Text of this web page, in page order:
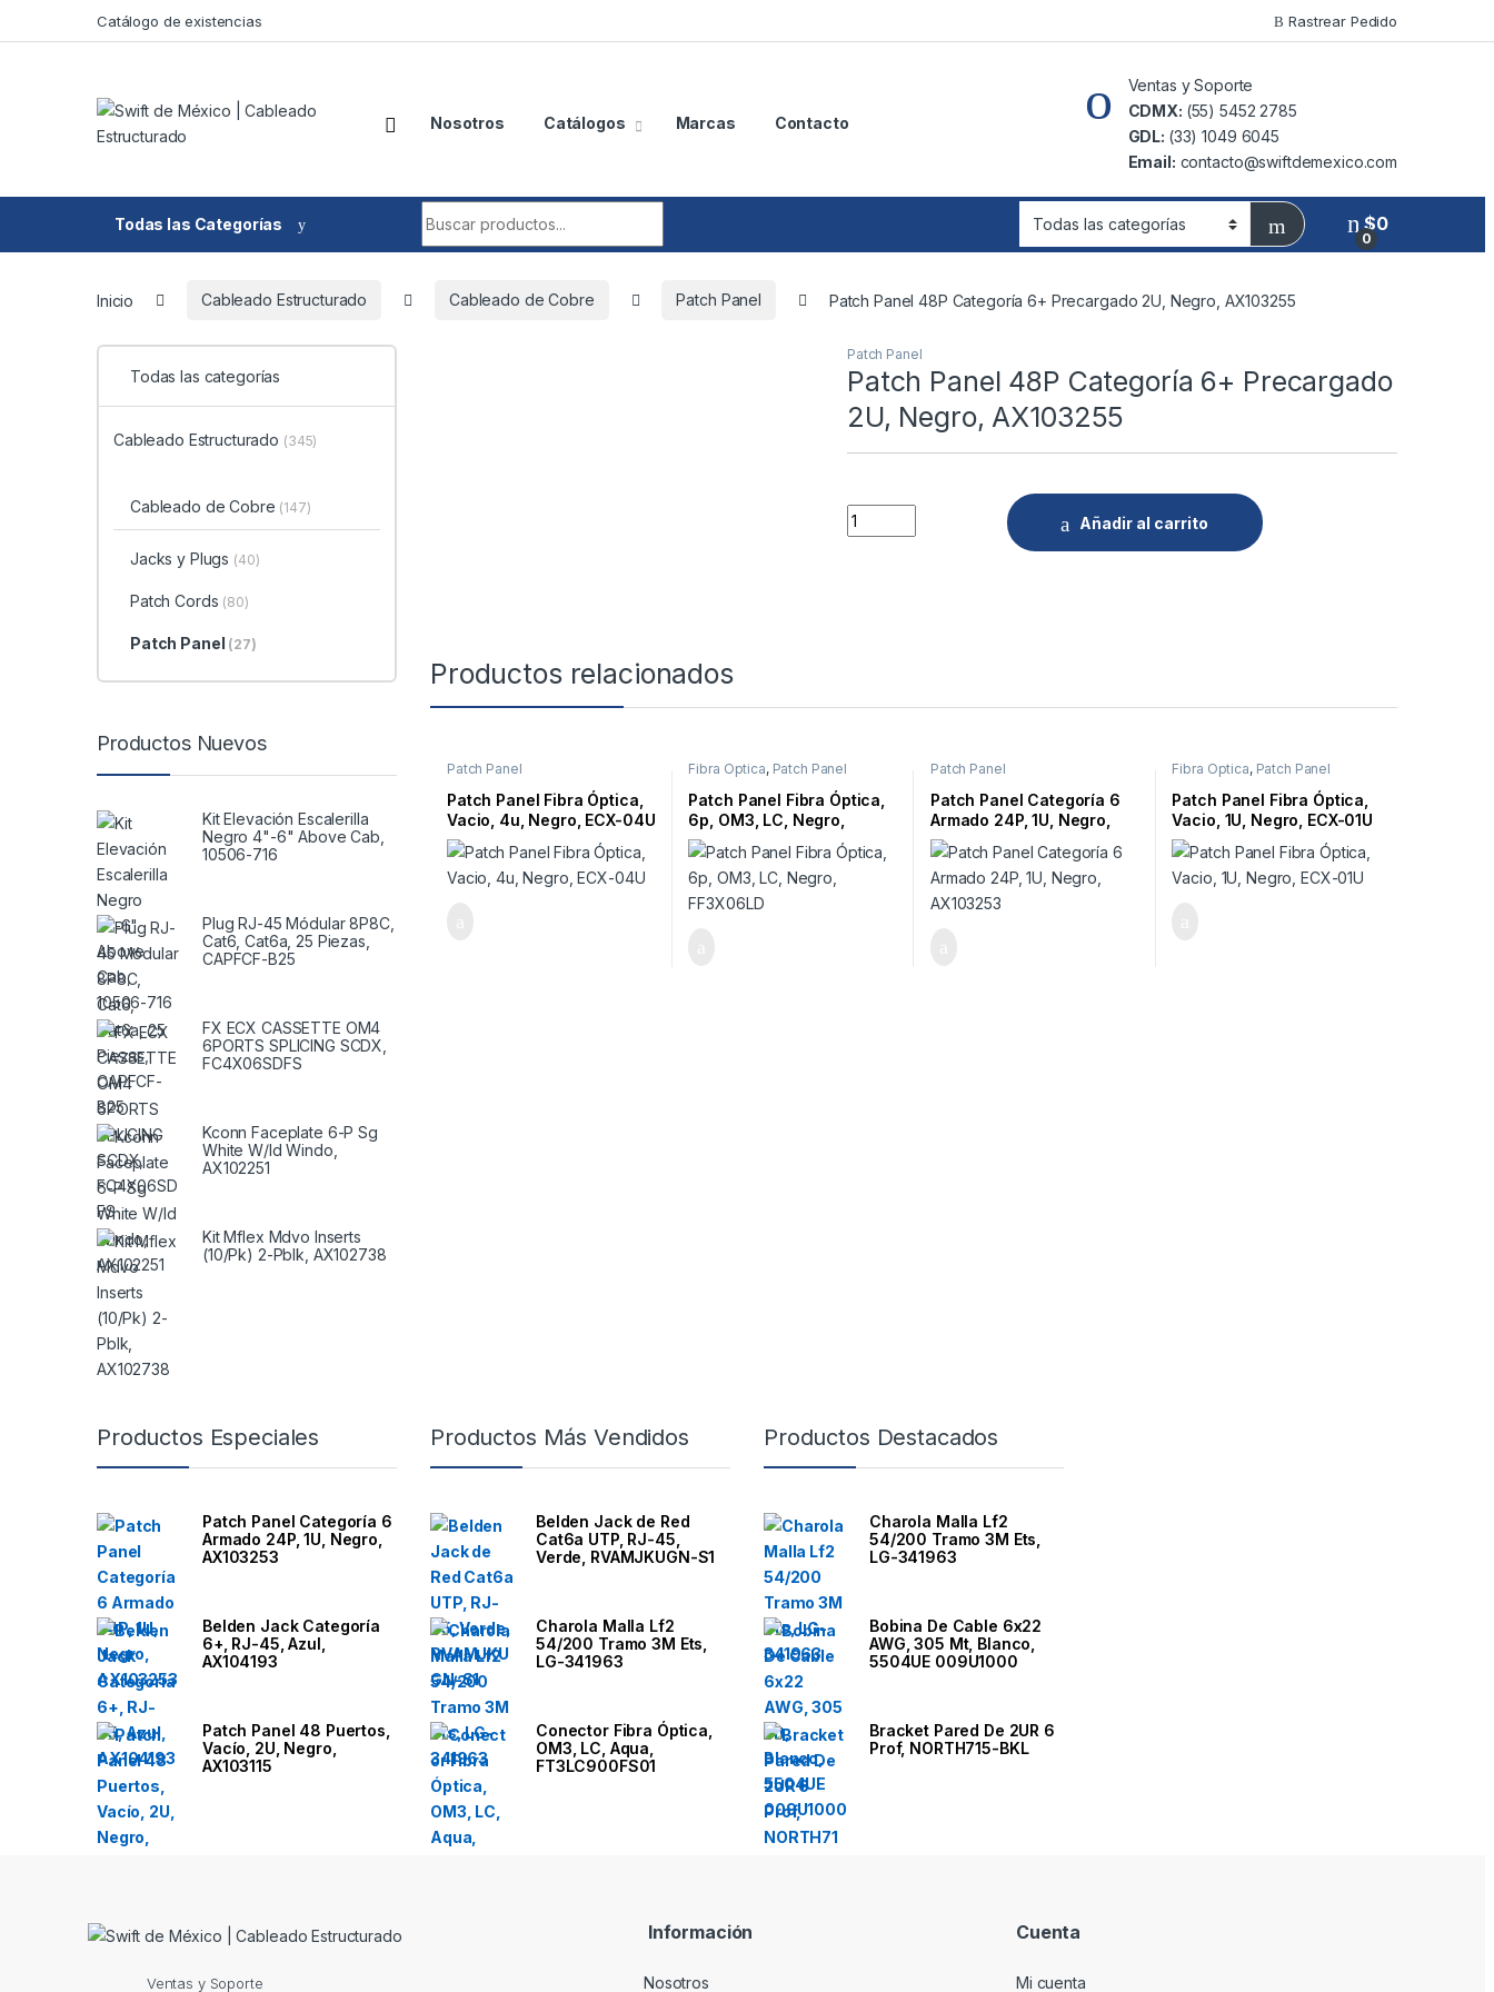
Skip to navigationCatálogo de existencias Rastrear Pedido
Nosotros Catálogos Marcas Contacto
Ventas y Soporte
CDMX: (55) 5452 2785
GDL: (33) 1049 6045
Email: contacto@swiftdemexico.com
Todas las Categorías
0
$0
Inicio Cableado Estructurado Cableado de Cobre Patch Panel Patch Panel 48P Categoría 6+ Precargado 2U, Negro, AX103255
Patch Panel
Patch Panel 48P Categoría 6+ Precargado
2U, Negro, AX103255
Quantity
Añadir al carrito
Productos relacionados
Patch Panel
Patch Panel Fibra Óptica,
Vacio, 4u, Negro, ECX-04U
Fibra Óptica, Patch Panel
Patch Panel Fibra Óptica,
6p, OM3, LC, Negro,
FF3X06LD
Patch Panel
Patch Panel Categoría 6
Armado 24P, 1U, Negro,
AX103253
Fibra Óptica, Patch Panel
Patch Panel Fibra Óptica,
Vacio, 1U, Negro, ECX-01U
Todas las categorías
Cableado Estructurado (345)
Cableado de Cobre (147)
Jacks y Plugs (40)
Patch Cords (80)
Patch Panel (27)
Productos Nuevos
Kit Elevación Escalerilla
Negro 4"-6" Above Cab,
10506-716
Plug RJ-45 Módular 8P8C,
Cat6, Cat6a, 25 Piezas,
CAPFCF-B25
FX ECX CASSETTE OM4
6PORTS SPLICING SCDX,
FC4X06SDFS
Kconn Faceplate 6-P Sg
White W/Id Windo,
AX102251
Kit Mflex Mdvo Inserts
(10/Pk) 2-Pblk, AX102738
Productos Especiales
Patch Panel Categoría 6
Armado 24P, 1U, Negro,
AX103253
Belden Jack Categoría
6+, RJ-45, Azul,
AX104193
Patch Panel 48 Puertos,
Vacío, 2U, Negro,
AX103115
Productos Más Vendidos
Belden Jack de Red
Cat6a UTP, RJ-45,
Verde, RVAMJKUGN-S1
Charola Malla Lf2
54/200 Tramo 3M Ets,
LG-341963
Conector Fibra Óptica,
OM3, LC, Aqua,
FT3LC900FS01
Productos Destacados
Charola Malla Lf2
54/200 Tramo 3M Ets,
LG-341963
Bobina De Cable 6x22
AWG, 305 Mt, Blanco,
5504UE 009U1000
Bracket Pared De 2UR 6
Prof, NORTH715-BKL
Ventas y Soporte
Información
Nosotros
Cuenta
Mi cuenta